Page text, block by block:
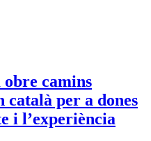
obre camins
català per a dones
i l’experiència